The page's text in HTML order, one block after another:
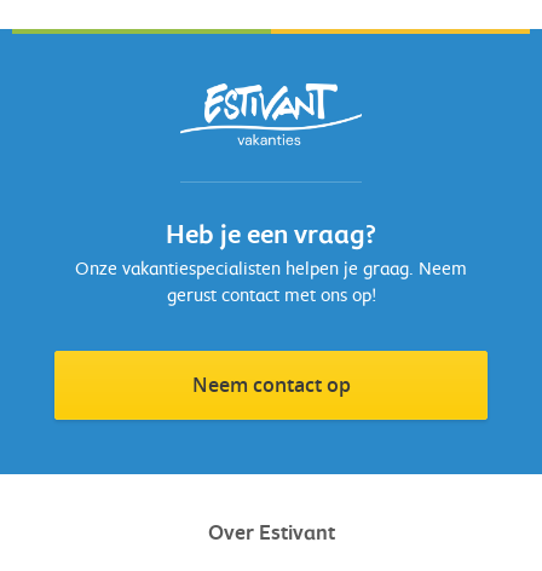
Heb je een vraag?
Onze vakantiespecialisten helpen je graag. Neem
gerust contact met ons op!
Neem contact op
Over Estivant